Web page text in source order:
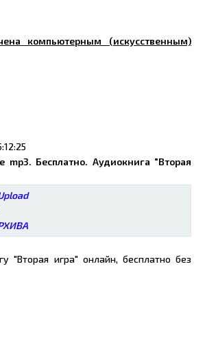
компьютерным (искусственным)
mp3. Бесплатно. Аудиокнига "Вторая
"Вторая игра" онлайн, бесплатно без